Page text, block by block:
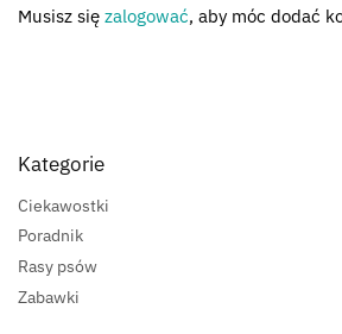
Musisz się zalogować, aby móc dodać
Kategorie
Ciekawostki
Poradnik
Rasy psów
Zabawki